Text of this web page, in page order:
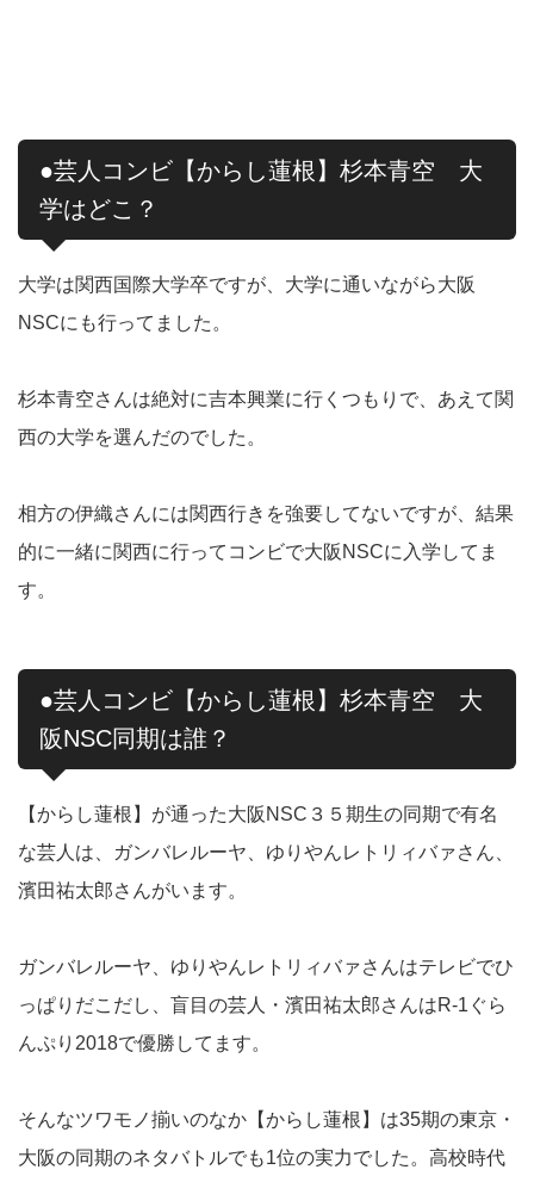
●芸人コンビ【からし蓮根】杉本青空 大
学はどこ？
大学は関西国際大学卒ですが、大学に通いながら大阪
NSCにも行ってました。
杉本青空さんは絶対に吉本興業に行くつもりで、あえて関
西の大学を選んだのでした。
相方の伊織さんには関西行きを強要してないですが、結果
的に一緒に関西に行ってコンビで大阪NSCに入学してま
す。
●芸人コンビ【からし蓮根】杉本青空 大
阪NSC同期は誰？
【からし蓮根】が通った大阪NSC３５期生の同期で有名
な芸人は、ガンバレルーヤ、ゆりやんレトリィバァさん、
濱田祐太郎さんがいます。
ガンバレルーヤ、ゆりやんレトリィバァさんはテレビでひ
っぱりだこだし、盲目の芸人・濱田祐太郎さんはR-1ぐら
んぷり2018で優勝してます。
そんなツワモノ揃いのなか【からし蓮根】は35期の東京・
大阪の同期のネタバトルでも1位の実力でした。高校時代